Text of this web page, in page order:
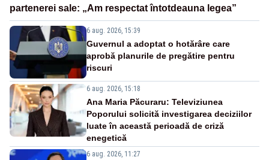
partenerei sale: „Am respectat întotdeauna legea”
6 aug. 2026, 15:39
Guvernul a adoptat o hotărâre care
aprobă planurile de pregătire pentru
riscuri
6 aug. 2026, 15:18
Ana Maria Păcuraru: Televiziunea
Poporului solicită investigarea deciziilor
luate în această perioadă de criză
enegetică
6 aug. 2026, 11:27